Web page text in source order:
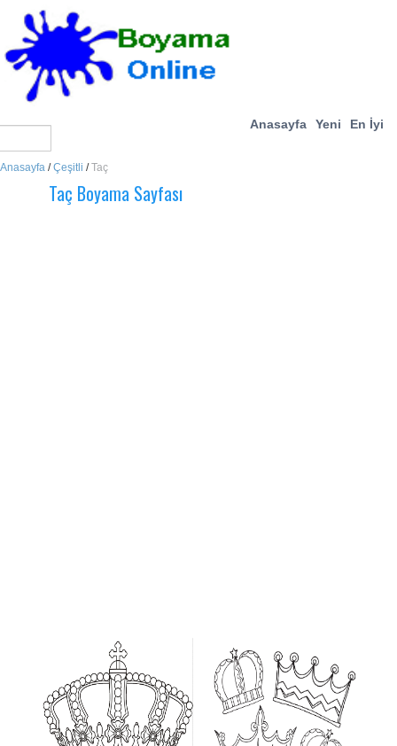
Anasayfa Yeni En İyi
Anasayfa /Çeşitli /Taç
Taç Boyama Sayfası